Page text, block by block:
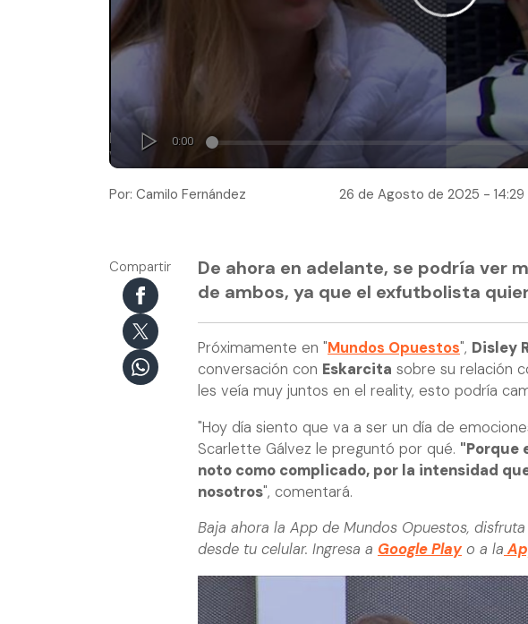
Por: Camilo Fernández 26 de Agosto de 2025 - 14:29
Compartir
De ahora en adelante, se podría ver
de ambos, ya que el exfutbolista
Próximamente en "Mundos Opuestos", Disley
conversación con Eskarcita sobre su relación
les veía muy juntos en el reality, esto podría
"Hoy día siento que va a ser un día de
Scarlette Gálvez le preguntó por qué. "Porque
noto como complicado, por la intensidad
nosotros", comentará.
Baja ahora la App de Mundos Opuestos,
desde tu celular. Ingresa a Google Playo a la